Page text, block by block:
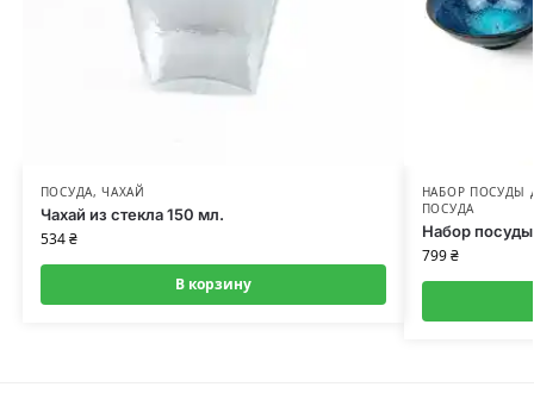
ПОСУДА,ЧАХАЙ
Чахай из стекла 150 мл.
534₴
В корзину
НАБОР ПОСУДЫ
ПОСУДА
Набор
799₴